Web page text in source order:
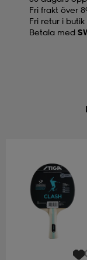
Fri frakt över
Fri retur i butik
Betala med